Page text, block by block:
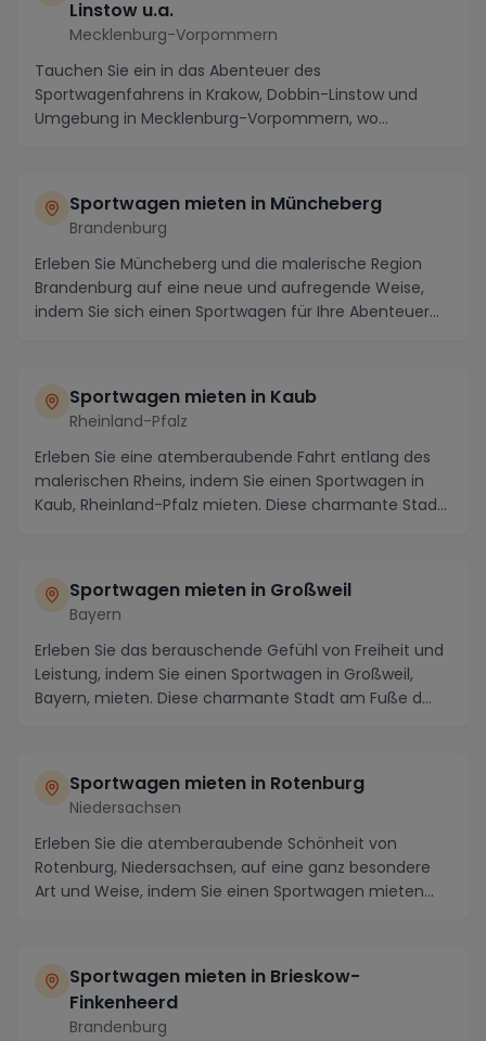
Linstow u.a.
Mecklenburg-Vorpommern
Tauchen Sie ein in das Abenteuer des
Sportwagenfahrens in Krakow, Dobbin-Linstow und
Umgebung in Mecklenburg-Vorpommern, wo
Sportwagen mieten in Müncheberg
Brandenburg
Erleben Sie Müncheberg und die malerische Region
Brandenburg auf eine neue und aufregende Weise,
indem Sie sich einen Sportwagen für Ihre Abenteuer
Sportwagen mieten in Kaub
Rheinland-Pfalz
Erleben Sie eine atemberaubende Fahrt entlang des
malerischen Rheins, indem Sie einen Sportwagen in
Kaub, Rheinland-Pfalz mieten. Diese charmante Stad...
Sportwagen mieten in Großweil
Bayern
Erleben Sie das berauschende Gefühl von Freiheit und
Leistung, indem Sie einen Sportwagen in Großweil,
Bayern, mieten. Diese charmante Stadt am Fuße d...
Sportwagen mieten in Rotenburg
Niedersachsen
Erleben Sie die atemberaubende Schönheit von
Rotenburg, Niedersachsen, auf eine ganz besondere
Art und Weise, indem Sie einen Sportwagen mieten
Sportwagen mieten in Brieskow-
Finkenheerd
Brandenburg